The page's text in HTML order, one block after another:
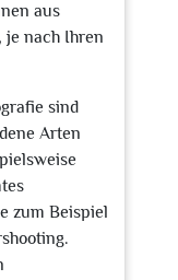
aus
je nach Ihren
sind
Arten
zum Beispiel